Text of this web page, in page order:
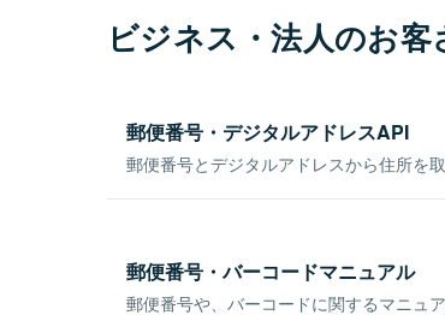
ビジネス・法人のお
郵便番号・デジタルアドレスAPI
郵便番号とデジタルアドレスから住所を
郵便番号・バーコードマニュアル
郵便番号や、バーコードに関するマニュ